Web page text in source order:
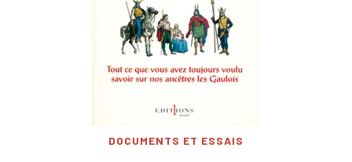
DOCUMENTS ET ESSAIS